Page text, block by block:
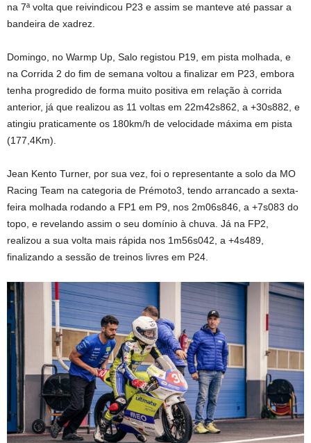
na 7ª volta que reivindicou P23 e assim se manteve até passar a
bandeira de xadrez.
Domingo, no Warmp Up, Salo registou P19, em pista molhada, e
na Corrida 2 do fim de semana voltou a finalizar em P23, embora
tenha progredido de forma muito positiva em relação à corrida
anterior, já que realizou as 11 voltas em 22m42s862, a +30s882, e
atingiu praticamente os 180km/h de velocidade máxima em pista
(177,4Km).
Jean Kento Turner, por sua vez, foi o representante a solo da MO
Racing Team na categoria de Prémoto3, tendo arrancado a sexta-
feira molhada rodando a FP1 em P9, nos 2m06s846, a +7s083 do
topo, e revelando assim o seu domínio à chuva. Já na FP2,
realizou a sua volta mais rápida nos 1m56s042, a +4s489,
finalizando a sessão de treinos livres em P24.